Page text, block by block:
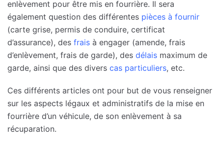
enlèvement pour être mis en fourrière. Il sera
également question des différentes pièces à fournir
(carte grise, permis de conduire, certificat
d’assurance), des frais à engager (amende, frais
d’enlèvement, frais de garde), des délais maximum de
garde, ainsi que des divers cas particuliers, etc.
Ces différents articles ont pour but de vous renseigner
sur les aspects légaux et administratifs de la mise en
fourrière d’un véhicule, de son enlèvement à sa
récuparation.